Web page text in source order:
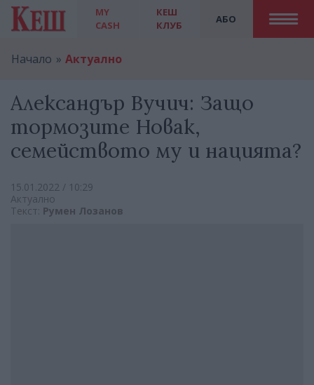
MY
CASH
АБО
КЕШ
КЛУБ
Начало Актуално
Александър Вучич: Защо
тормозите Новак,
семейството му и нацията?
15.01.2022 / 10:29
Актуално
Текст: Румен Лозанов